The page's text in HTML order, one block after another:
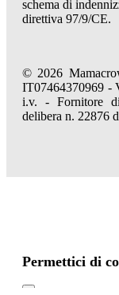
schema di
direttiva 97/9/CE.
© 2026
IT07464370969 -
i.v. - Fornitore
delibera n. 22876
Permettici di